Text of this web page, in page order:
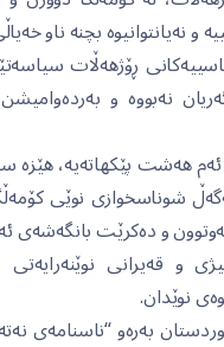
و نەیانتوانیوە بچنە ناو
ڕۆژهەڵات
نەبووە و
ئەم هەشت پێکهاتەیە، هێزە
شوناسخوازی نوێی
و دەکرێت بانگەشەی
و قەیرانی
نوێدان.
بەرەو “ناسنامەی